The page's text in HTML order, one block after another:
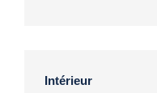
Intérieur